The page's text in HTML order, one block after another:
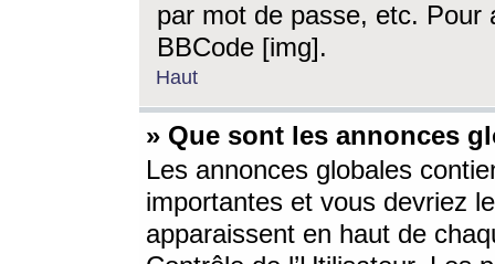
par mot de passe, etc. Pour
BBCode [img].
Haut
» Que sont les annonces
Les annonces globales
importantes et vous devriez
apparaissent en haut de